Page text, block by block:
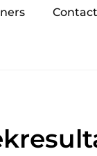
Contact